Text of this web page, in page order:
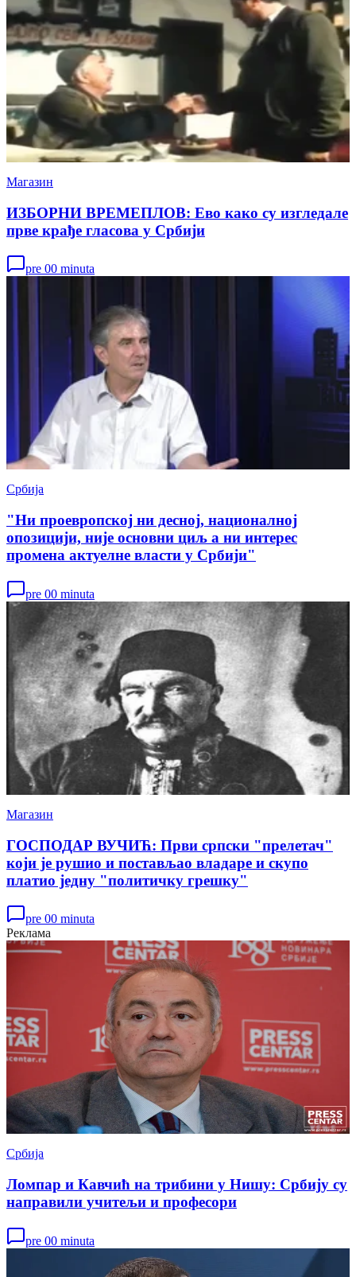
Магазин
ИЗБОРНИ ВРЕМЕПЛОВ: Ево како су изгледале
прве крађе гласова у Србији
pre 00 minuta
Србија
"Ни проевропској ни десној, националној
опозицији, није основни циљ а ни интерес
промена актуелне власти у Србији"
pre 00 minuta
Магазин
ГОСПОДАР ВУЧИЋ: Први српски "прелетач"
који је рушио и постављао владаре и скупо
платио једну "политичку грешку"
pre 00 minuta
Реклама
Србија
Ломпар и Кавчић на трибини у Нишу: Србију су
направили учитељи и професори
pre 00 minuta